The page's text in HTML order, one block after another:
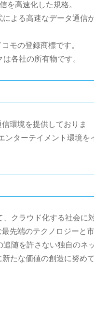
を高速化した規格。
よる高速なデータ通信
モの登録商標です。
各社の所有物です。
環境を提供しておりま
ンターテイメント環境を
、クラウド化する社会に
先端のテクノロジーと市
随を許さない独自のネッ
たな価値の創造に努めて